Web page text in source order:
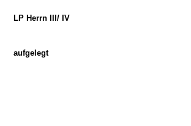
LP Herrn III/ IV
aufgelegt